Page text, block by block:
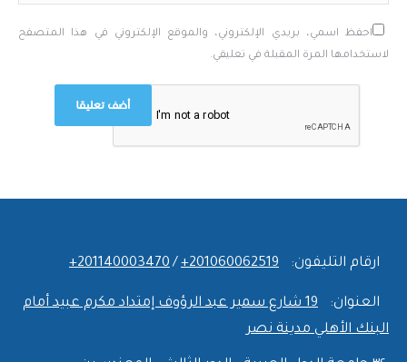
احفظ اسمي، بريدي الإلكتروني، والموقع الإلكتروني في هذا المتصفح
لاستخدامها المرة المقبلة في تعليقي.
أضف تعليقا
ارقام التليفون: ‎+201140003470/ ‎+201060062519
العنوان:
19 شارع سمير عبد الرؤوف إمتداد مكرم عبيد أمام
البنك الأهلي مدينة نصر